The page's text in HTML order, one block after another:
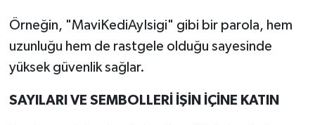
Örneğin, "MaviKediAyIsigi" gibi bir parola, hem
uzunluğu hem de rastgele olduğu sayesinde
yüksek güvenlik sağlar.
SAYILARI VE SEMBOLLERİ İŞİN İÇİNE KATIN